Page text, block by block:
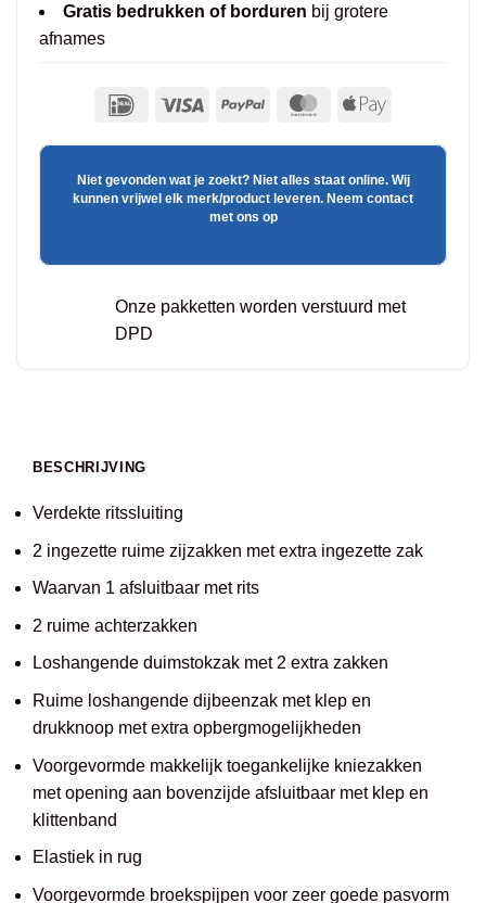
Gratis bedrukken of borduren bij grotere
afnames
Niet gevonden wat je zoekt? Niet alles staat online. Wij
kunnen vrijwel elk merk/product leveren. Neem contact
met ons op
Onze pakketten worden verstuurd met
DPD
BESCHRIJVING
Verdekte ritssluiting
2 ingezette ruime zijzakken met extra ingezette zak
Waarvan 1 afsluitbaar met rits
2 ruime achterzakken
Loshangende duimstokzak met 2 extra zakken
Ruime loshangende dijbeenzak met klep en
drukknoop met extra opbergmogelijkheden
Voorgevormde makkelijk toegankelijke kniezakken
met opening aan bovenzijde afsluitbaar met klep en
klittenband
Elastiek in rug
Voorgevormde broekspijpen voor zeer goede pasvorm